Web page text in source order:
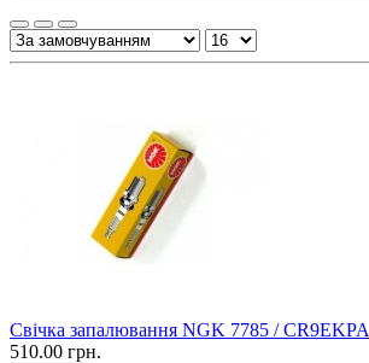
Свічка запалювання NGK 7785 / CR9EKPA
510.00 грн.